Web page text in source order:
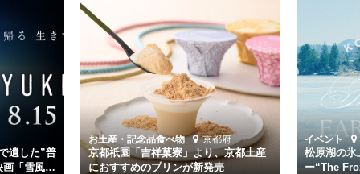
主演は「雪風」の艦長・寺澤一利を演じる竹野内豊。先任伍長・早瀬
幸平を玉木宏が演じるほか、奥平大兼、田中麗奈、石丸幹二、益岡徹
など実力派俳優が共演。そして戦艦大和と運命を共にした帝国海軍・
第二艦隊司令長官、伊藤整一を中井貴一が圧倒的な存在感で演じ切
る。
時代が再び、分断と暴力に揺れる現代。本作は「同じ過ちを繰り返す
道を歩んではいないか」と、彼らが命をかけて守りたいと願っ
た”今”を生きる私達に問いかける。戦後80年、戦争の記憶が薄れゆく
今だからこそ、尊い平和の価値を未来に繋ぐ作品『雪風 YUKIKAZE』
遺した”普
画「雪風
お土産・記念品食べ物 京都府
京都祇園「吉祥菓寮」より、京都土産
におすすめのプリンが新発売
イベント
松原湖の氷
ー“The